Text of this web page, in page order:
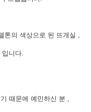
톤의 색상으로 된 뜨개실 ,
니다.
때문에 예민하신 분 ,